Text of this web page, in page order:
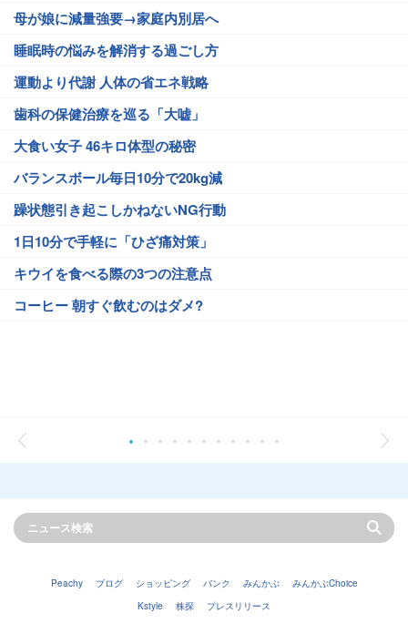
母が娘に減量強要→家庭内別居へ
睡眠時の悩みを解消する過ごし方
運動より代謝 人体の省エネ戦略
歯科の保健治療を巡る「大嘘」
大食い女子 46キロ体型の秘密
バランスボール毎日10分で20kg減
躁状態引き起こしかねないNG行動
1日10分で手軽に「ひざ痛対策」
キウイを食べる際の3つの注意点
コーヒー 朝すぐ飲むのはダメ?
Peachy ブログ ショッピング バンク みんかぶ
みんかぶChoice
Kstyle
株探 プレスリリース